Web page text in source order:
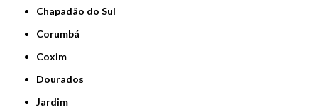
Chapadão do Sul
Corumbá
Coxim
Dourados
Jardim